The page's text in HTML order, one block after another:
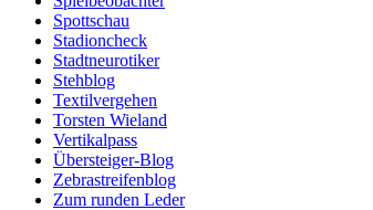
Spottschau
Stadioncheck
Stadtneurotiker
Stehblog
Textilvergehen
Torsten Wieland
Vertikalpass
Übersteiger-Blog
Zebrastreifenblog
Zum runden Leder